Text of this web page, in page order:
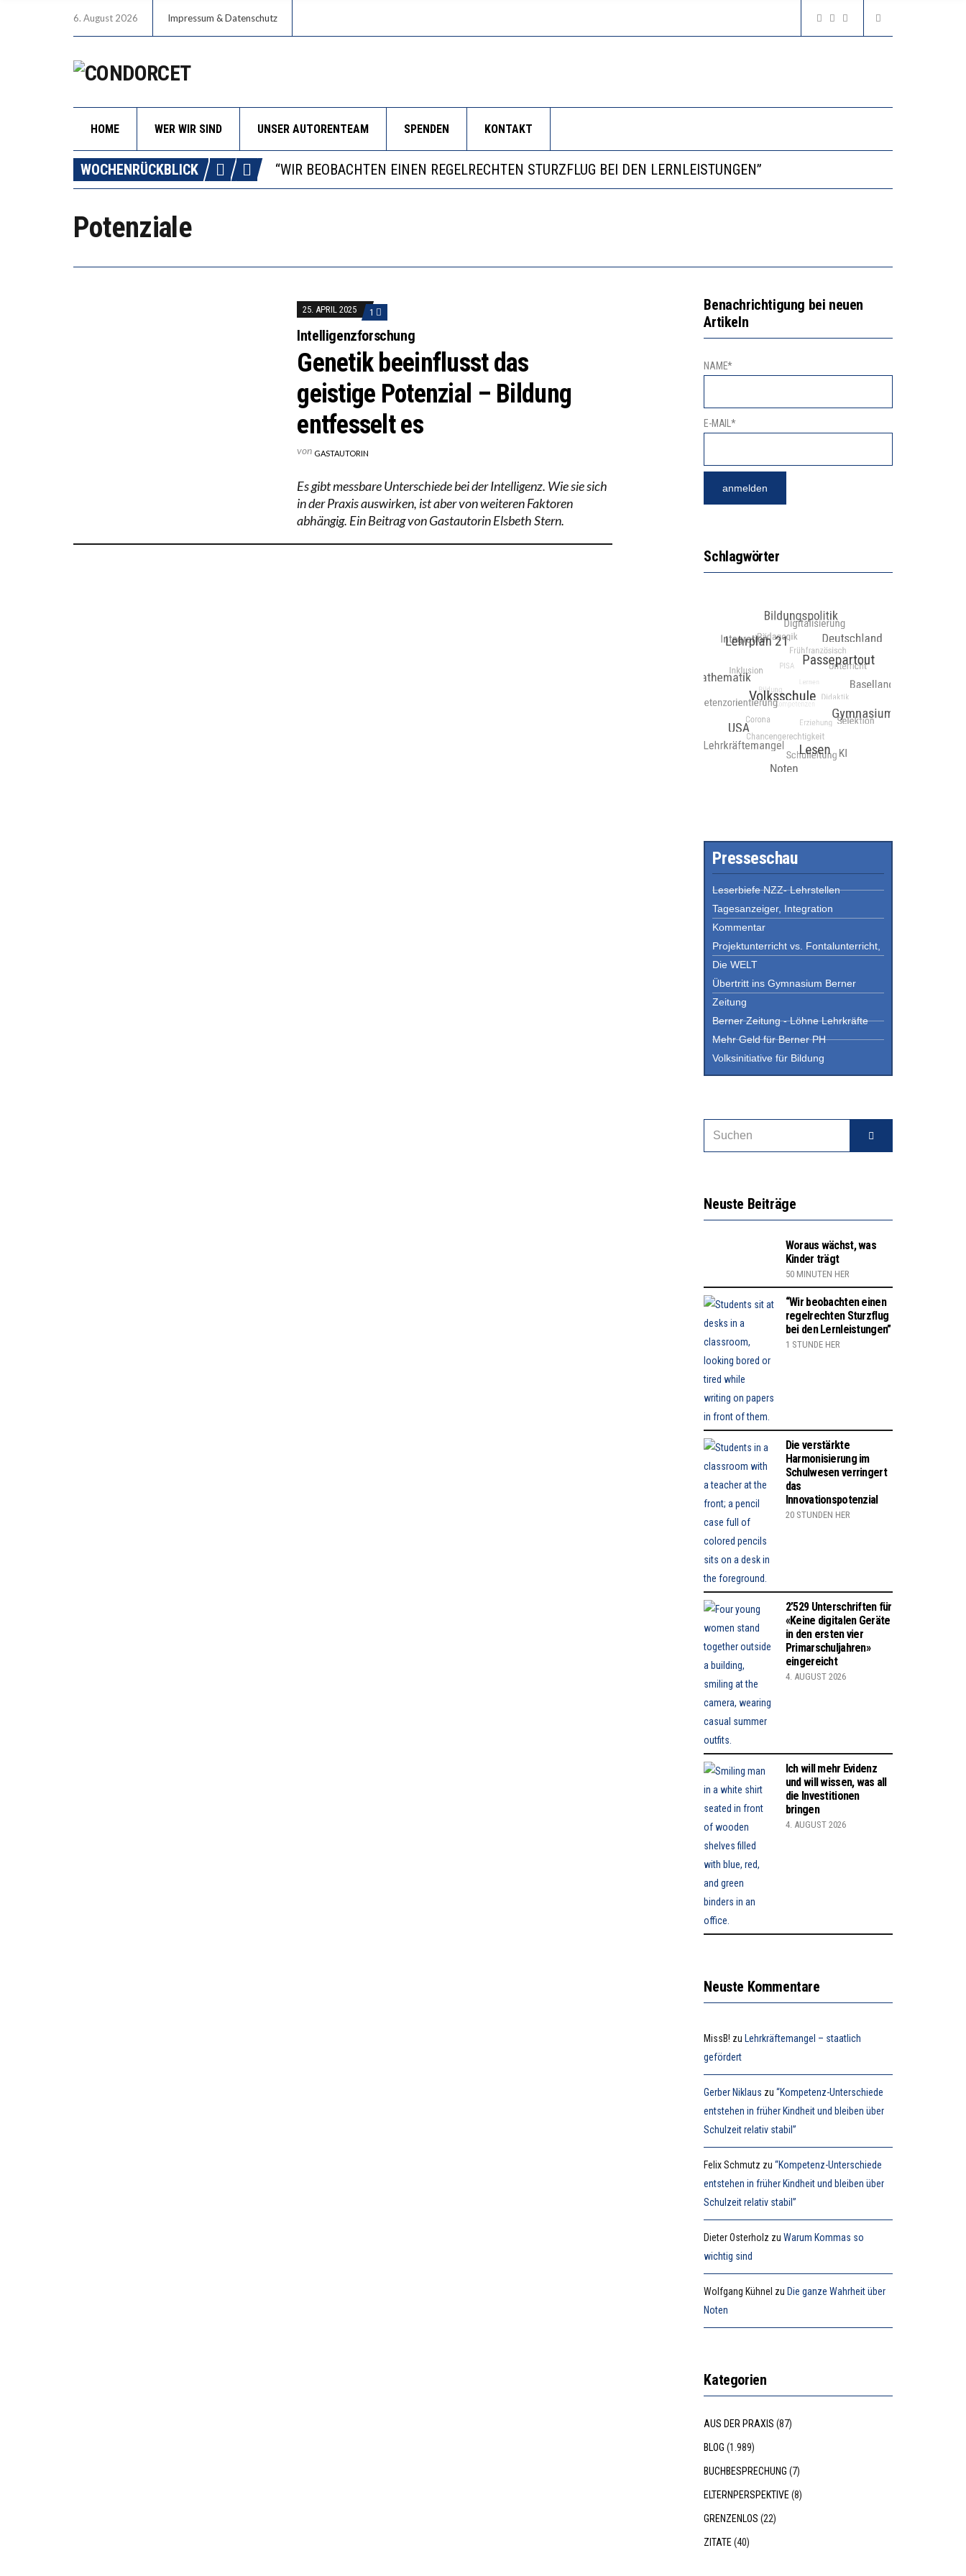
6. August 2026 Impressum & Datenschutz
HOME WER WIR SIND UNSER AUTORENTEAM SPENDEN KONTAKT
WOCHENRÜCKBLICK
ICH WILL MEHR EVIDENZ UND WILL WISSEN, WAS ALL DIE INVESTITIONEN BRINGEN
WORAUS WÄCHST, WAS KINDER TRÄGT
“WIR BEOBACHTEN EINEN REGELRECHTEN STURZFLUG BEI DEN LERNLEISTUNGEN”
DIE VERSTÄRKTE HARMONISIERUNG IM SCHULWESEN VERRINGERT DAS INNOVATIONSPOTENZIAL
Potenziale
25. APRIL 2025 1
Intelligenzforschung
Genetik beeinflusst das
geistige Potenzial – Bildung
entfesselt es
von GASTAUTORIN
Es gibt messbare Unterschiede bei der Intelligenz. Wie sie sich
in der Praxis auswirken, ist aber von weiteren Faktoren
abhängig. Ein Beitrag von Gastautorin Elsbeth Stern.
Benachrichtigung bei neuen
Artikeln
NAME*
E-MAIL*
Schlagwörter
Presseschau
Leserbiefe NZZ- Lehrstellen
Tagesanzeiger, Integration
Kommentar
Projektunterricht vs. Fontalunterricht,
Die WELT
Übertritt ins Gymnasium Berner
Zeitung
Berner Zeitung - Löhne Lehrkräfte
Mehr Geld für Berner PH
Volksinitiative für Bildung
Neuste Beiträge
Woraus wächst, was
Kinder trägt
50 MINUTEN HER
“Wir beobachten einen
regelrechten Sturzflug
bei den Lernleistungen”
1 STUNDE HER
Die verstärkte
Harmonisierung im
Schulwesen verringert
das
Innovationspotenzial
20 STUNDEN HER
2’529 Unterschriften für
«Keine digitalen Geräte
in den ersten vier
Primarschuljahren»
eingereicht
4. AUGUST 2026
Ich will mehr Evidenz
und will wissen, was all
die Investitionen
bringen
4. AUGUST 2026
Neuste Kommentare
MissB! zu Lehrkräftemangel – staatlich
gefördert
Gerber Niklaus zu“Kompetenz-Unterschiede
entstehen in früher Kindheit und bleiben über
Schulzeit relativ stabil”
Felix Schmutz zu“Kompetenz-Unterschiede
entstehen in früher Kindheit und bleiben über
Schulzeit relativ stabil”
Dieter Osterholz zuWarum Kommas so
wichtig sind
Wolfgang Kühnel zu Die ganze Wahrheit über
Noten
Kategorien
AUS DER PRAXIS (87)
BLOG (1.989)
BUCHBESPRECHUNG (7)
ELTERNPERSPEKTIVE(8)
GRENZENLOS (22)
ZITATE(40)